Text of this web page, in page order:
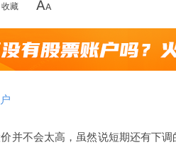
收藏
并不会太高，虽然说短期还有下